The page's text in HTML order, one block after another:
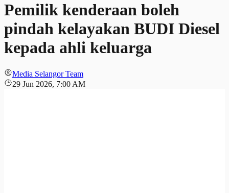
Pemilik kenderaan boleh
pindah kelayakan BUDI Diesel
kepada ahli keluarga
Media Selangor Team
29 Jun 2026, 7:00 AM